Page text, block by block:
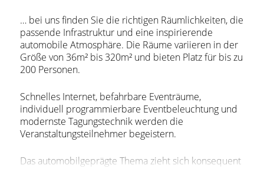
… bei uns finden Sie die richtigen Räumlichkeiten, die
passende Infrastruktur und eine inspirierende
automobile Atmosphäre. Die Räume variieren in der
Größe von 36m² bis 320m² und bieten Platz für bis zu
200 Personen.
Schnelles Internet, befahrbare Eventräume,
individuell programmierbare Eventbeleuchtung und
modernste Tagungstechnik werden die
Veranstaltungsteilnehmer begeistern.
Das automobilgeprägte Thema zieht sich konsequent